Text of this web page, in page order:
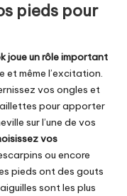
pieds pour
joue un rôle important
et même l’excitation.
vos ongles et
pour apporter
sur l’une de vos
vos
ou encore
pieds ont des gouts
sont les plus